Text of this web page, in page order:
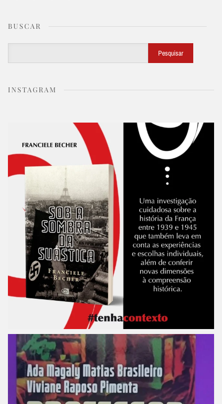
BUSCAR
Pesquisar
INSTAGRAM